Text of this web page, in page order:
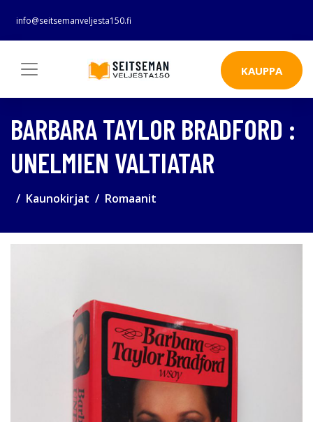
info@seitsemanveljesta150.fi
KAUPPA
BARBARA TAYLOR BRADFORD :
UNELMIEN VALTIATAR
Kaunokirjat Romaanit